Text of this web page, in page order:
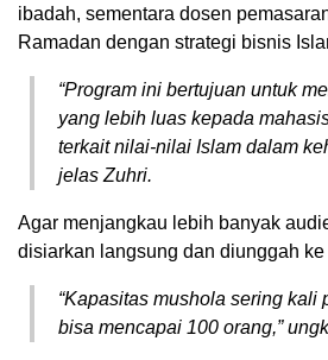
ibadah, sementara dosen
Ramadan dengan strategi bisnis
“Program ini bertujuan untuk
yang lebih luas kepada
terkait nilai-nilai Islam dalam
jelas Zuhri.
Agar menjangkau lebih banyak
disiarkan langsung dan diunggah
“Kapasitas mushola sering kali
bisa mencapai 100 orang,”